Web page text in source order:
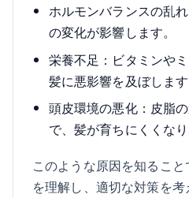
ホルモンバランスの乱
の変化が影響します。
栄養不足：ビタミンや
髪に悪影響を及ぼします
頭皮環境の悪化：皮脂
で、髪が育ちにくくなり
このような原因を知るこ
を理解し、適切な対策を